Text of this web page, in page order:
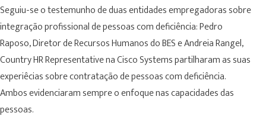
Seguiu-se o testemunho de duas entidades empregadoras sobre
integração profissional de pessoas com deficiência: Pedro
Raposo, Diretor de Recursos Humanos do BES e Andreia Rangel,
Country HR Representative na Cisco Systems partilharam as suas
experiêcias sobre contratação de pessoas com deficiência.
Ambos evidenciaram sempre o enfoque nas capacidades das
pessoas.